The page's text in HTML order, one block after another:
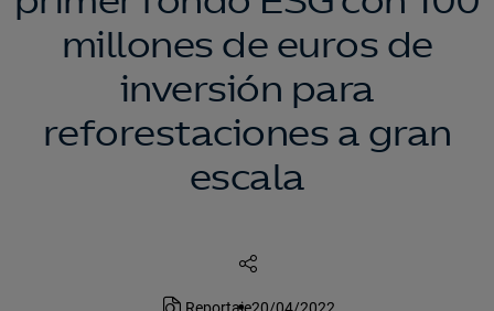
millones de euros de
inversión para
reforestaciones a gran
escala